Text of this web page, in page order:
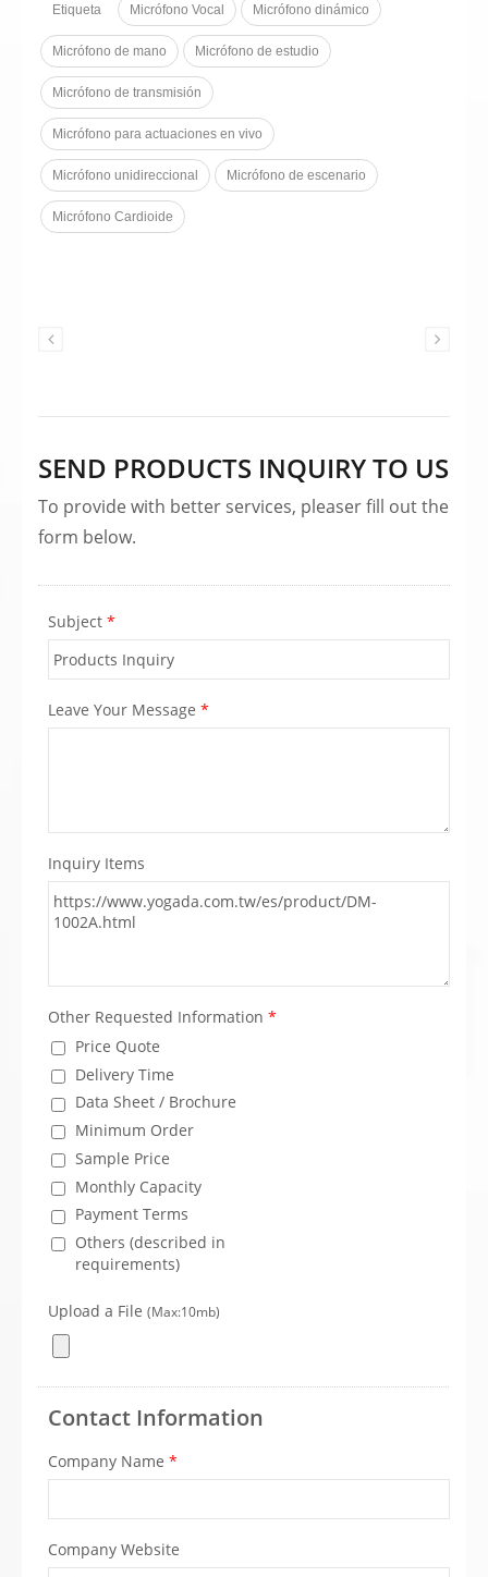
interruptor de encendido/apagado
integrado ofrece una operación
conveniente.
Etiqueta Micrófono Vocal Micrófono dinámico
Micrófono de mano Micrófono de estudio
Micrófono de transmisión
Micrófono para actuaciones en vivo
Micrófono unidireccional Micrófono de escenario
Micrófono Cardioide